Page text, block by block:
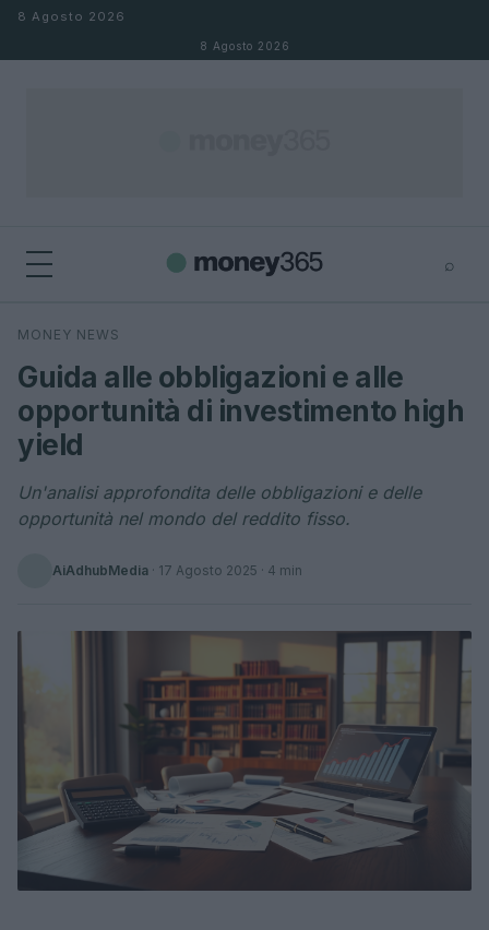
Salta al contenuto
8 Agosto 2026
8 Agosto 2026
⌕
Cerca
MONEY NEWS
Guida alle obbligazioni e alle
opportunità di investimento high
yield
Un'analisi approfondita delle obbligazioni e delle
opportunità nel mondo del reddito fisso.
AiAdhubMedia · 17 Agosto 2025 · 4 min